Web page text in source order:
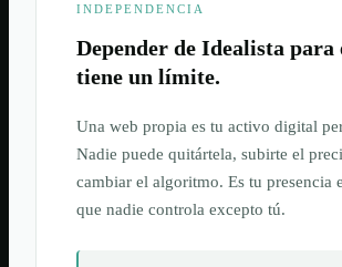
INDEPENDENCIA
Depender de Idealista
tiene un límite.
Una web propia es tu activo digital
Nadie puede quitártela, subirte el
cambiar el algoritmo. Es tu presencia
que nadie controla excepto tú.